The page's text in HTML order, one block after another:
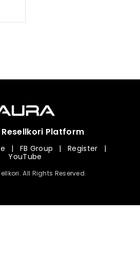
Resellkori Platform
| FB Group | Register
|
YouTube
All Rights Reserved.